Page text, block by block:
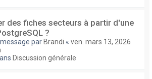
des fiches secteurs à partir d'une
?
par Brandi « ven. mars 13, 2026
Discussion générale